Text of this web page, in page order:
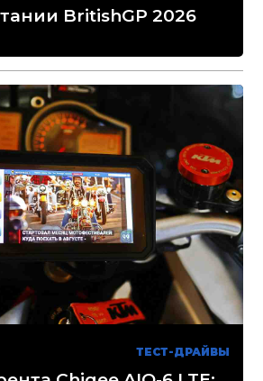
BritishGP 2026
ТЕСТ-ДРАЙВЫ